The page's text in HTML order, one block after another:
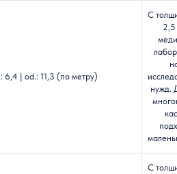
6,4 | od.: 11,3 (по метру)
С
нужд.
С